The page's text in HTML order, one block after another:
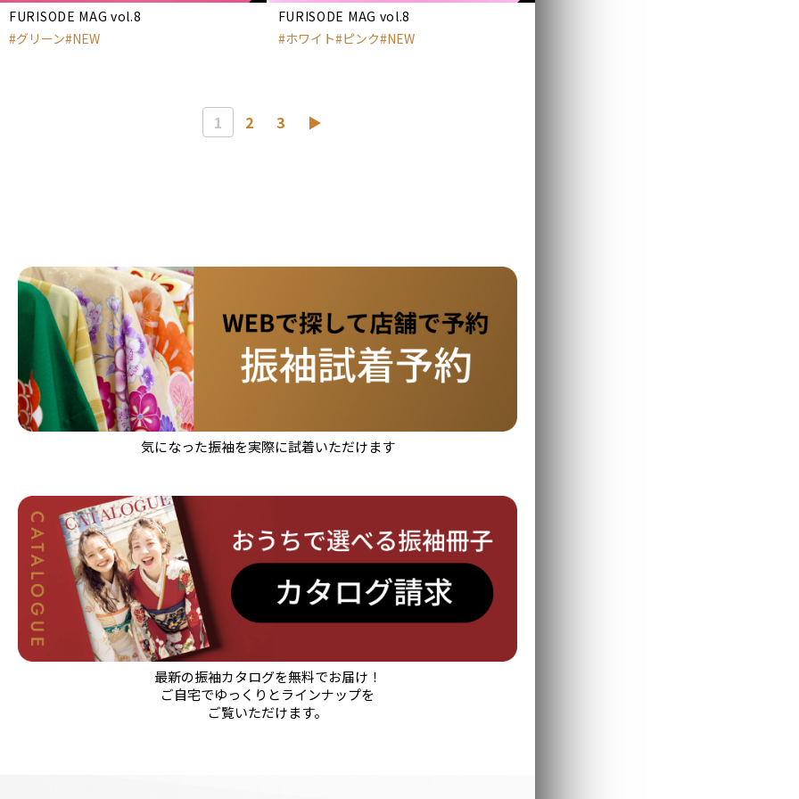
FURISODE MAG vol.8
グリーン NEW
FURISODE MAG vol.8
ホワイト ピンク NEW
1 2 3 ▶
気になった振袖を実際に試着いただけます
最新の振袖カタログを無料でお届け！
ご自宅でゆっくりとラインナップを
ご覧いただけます。